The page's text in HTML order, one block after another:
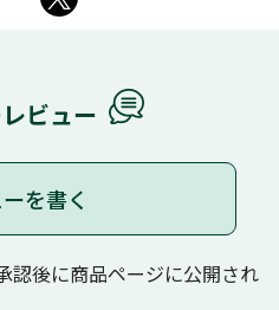
ビュー
を書く
後に商品ページに公開され